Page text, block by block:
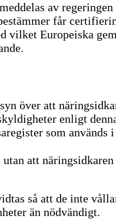
av
får
vilket Europeiska
över att
enligt
som används
att
så att de inte
än nödvändigt.